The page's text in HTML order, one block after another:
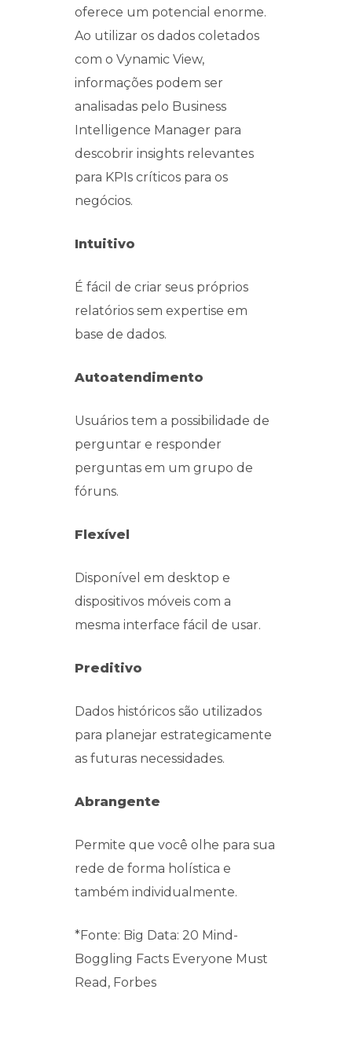
oferece um potencial enorme.
Ao utilizar os dados coletados
com o Vynamic View,
informações podem ser
analisadas pelo Business
Intelligence Manager para
descobrir insights relevantes
para KPIs críticos para os
negócios.
Intuitivo
É fácil de criar seus próprios
relatórios sem expertise em
base de dados.
Autoatendimento
Usuários tem a possibilidade de
perguntar e responder
perguntas em um grupo de
fóruns.
Flexível
Disponível em desktop e
dispositivos móveis com a
mesma interface fácil de usar.
Preditivo
Dados históricos são utilizados
para planejar estrategicamente
as futuras necessidades.
Abrangente
Permite que você olhe para sua
rede de forma holística e
também individualmente.
*Fonte: Big Data: 20 Mind-
Boggling Facts Everyone Must
Read, Forbes